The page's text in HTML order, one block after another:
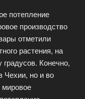
потепление
производство
отметили
растения, на
Конечно,
Чехии, но и во
мировое